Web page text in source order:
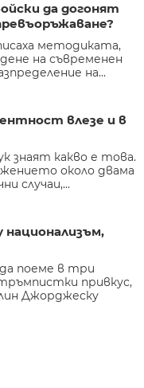
да догонят
методиката,
на съвременен
на...
влезе и в
знаят какво е това.
около двама
случаи,...
поеме в три
привкус,
Джорджеску